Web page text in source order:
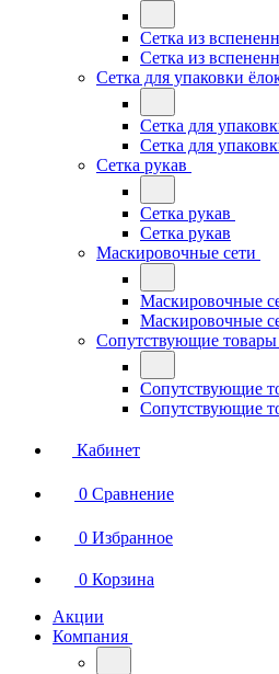
Сетка из
Сетка из
Сетка для упаковки
Сетка для
Сетка для
Сетка рукав
Сетка рукав
Сетка рукав
Маскировочные сети
Маскировочные
Маскировочные
Сопутствующие товары
Сопутствующие
Сопутствующие
Кабинет
0 Сравнение
0 Избранное
0 Корзина
Акции
Компания